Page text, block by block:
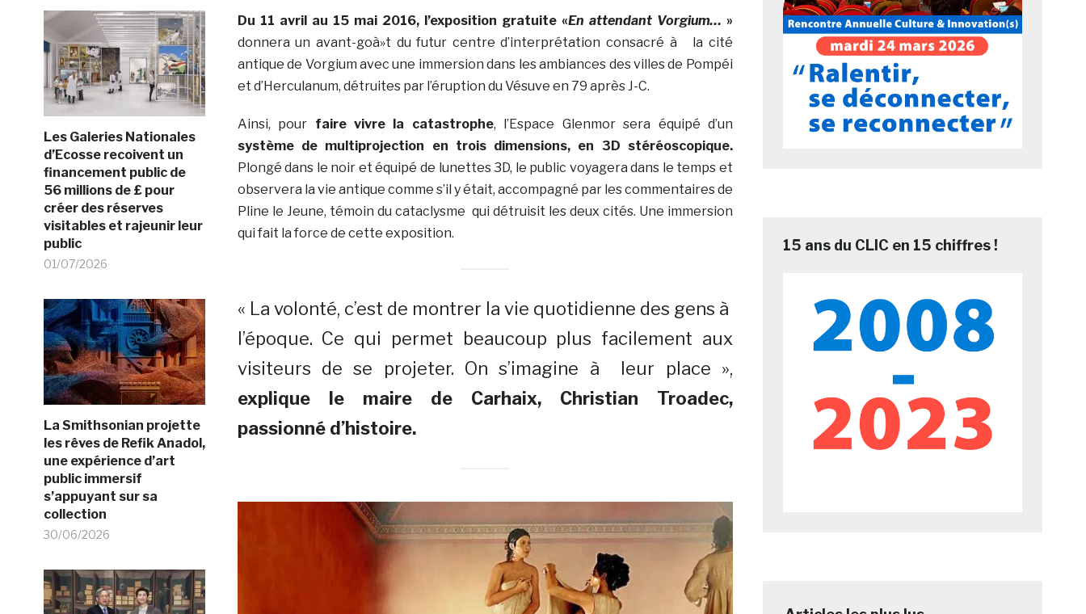
Les Galeries Nationales
d’Ecosse recoivent un
financement public de
56 millions de £ pour
créer des réserves
visitables et rajeunir leur
public
01/07/2026
La Smithsonian projette
les rêves de Refik Anadol,
une expérience d’art
public immersif
s’appuyant sur sa
collection
30/06/2026
Du 11 avril au 15 mai 2016, l’exposition gratuite «En attendant Vorgium… »
donnera un avant-goà»t du futur centre d’interprétation consacré à la cité
antique de Vorgium avec une immersion dans les ambiances des villes de Pompéi
et d’Herculanum, détruites par l’éruption du Vésuve en 79 après J-C.
Ainsi, pour faire vivre la catastrophe, l’Espace Glenmor sera équipé d’un
système de multiprojection en trois dimensions, en 3D stéréoscopique.
Plongé dans le noir et équipé de lunettes 3D, le public voyagera dans le temps et
observera la vie antique comme s’il y était, accompagné par les commentaires de
Pline le Jeune, témoin du cataclysme qui détruisit les deux cités. Une immersion
qui fait la force de cette exposition.
« La volonté, c’est de montrer la vie quotidienne des gens à
l’époque. Ce qui permet beaucoup plus facilement aux
visiteurs de se projeter. On s’imagine à leur place »,
explique le maire de Carhaix, Christian Troadec,
passionné d’histoire.
15 ans du CLIC en 15 chiffres !